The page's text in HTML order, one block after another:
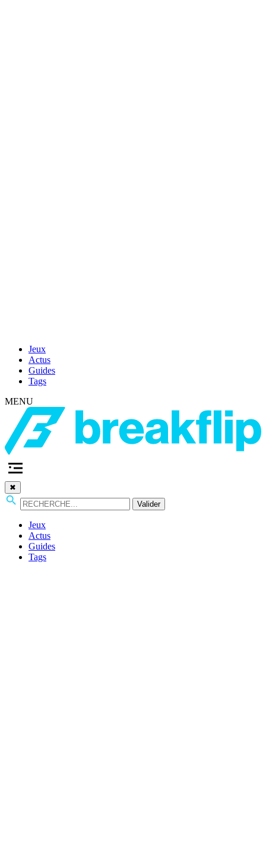
Jeux
Actus
Guides
Tags
MENU
✖
Valider
Jeux
Actus
Guides
Tags